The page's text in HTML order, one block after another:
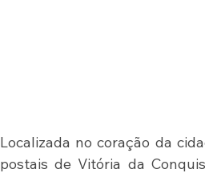
Localizada no coração da
postais de Vitória da